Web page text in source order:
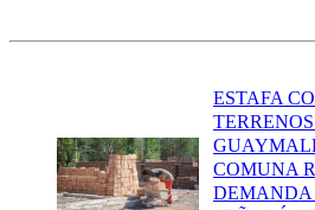
ESTAFA
COMUNA
DEMANDA